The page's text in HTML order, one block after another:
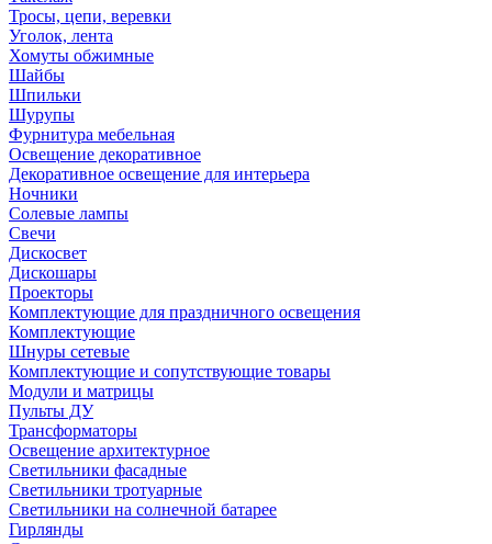
Тросы, цепи, веревки
Уголок, лента
Хомуты обжимные
Шайбы
Шпильки
Шурупы
Фурнитура мебельная
Освещение декоративное
Декоративное освещение для интерьера
Ночники
Солевые лампы
Свечи
Дискосвет
Дискошары
Проекторы
Комплектующие для праздничного освещения
Комплектующие
Шнуры сетевые
Комплектующие и сопутствующие товары
Модули и матрицы
Пульты ДУ
Трансформаторы
Освещение архитектурное
Светильники фасадные
Светильники тротуарные
Светильники на солнечной батарее
Гирлянды